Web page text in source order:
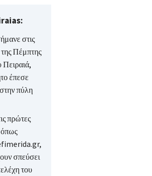
στις
Πέμπτης
Πειραιά,
έπεσε
πύλη
πρώτες
σπεύσει
του